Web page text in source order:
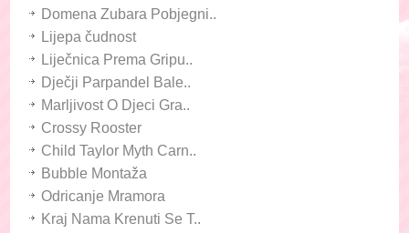
Domena Zubara Pobjegni..
Lijepa čudnost
Liječnica Prema Gripu..
Dječji Parpandel Bale..
Marljivost O Djeci Gra..
Crossy Rooster
Child Taylor Myth Carn..
Bubble Montaža
Odricanje Mramora
Kraj Nama Krenuti Se T..